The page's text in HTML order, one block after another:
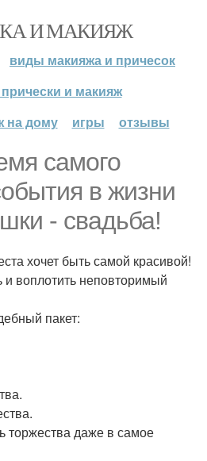
И МАКИЯЖ
виды макияжа и причесок
прически и макияж
на дому
игры отзывы
самого
в жизни
- свадьба!
хочет быть самой красивой!
воплотить неповторимый
пакет:
торжества даже в самое